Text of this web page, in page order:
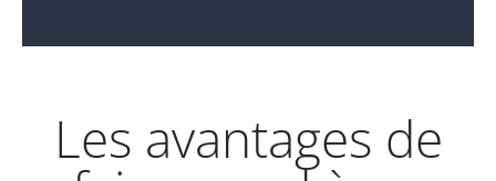
Les avantages de